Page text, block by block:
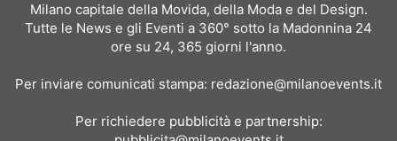
Milano capitale della Movida, della Moda e del Design.
Tutte le News e gli Eventi a 360° sotto la Madonnina 24
ore su 24, 365 giorni l'anno.
Per inviare comunicati stampa: redazione@milanoevents.it
Per richiedere pubblicità e partnership: